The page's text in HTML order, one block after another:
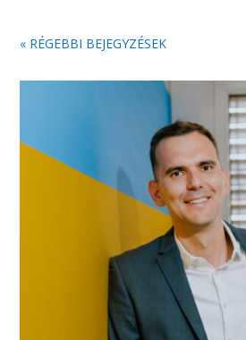
« RÉGEBBI BEJEGYZÉSEK